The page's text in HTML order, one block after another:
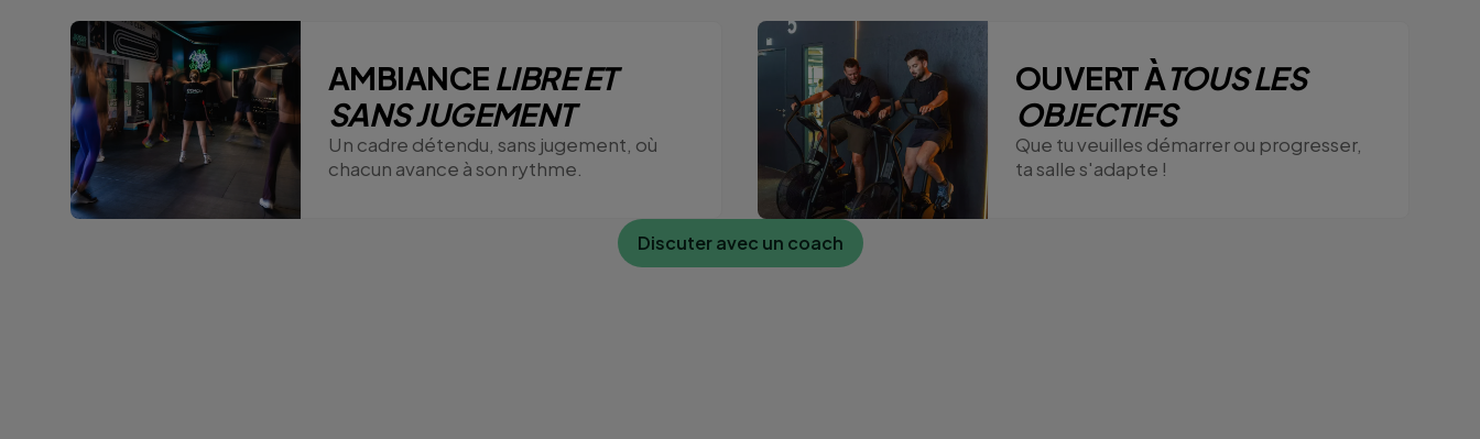
AMBIANCE LIBRE ET
SANS JUGEMENT
Un cadre détendu, sans jugement, où
chacun avance à son rythme.
OUVERT ÀTOUS LES
OBJECTIFS
Que tu veuilles démarrer ou progresser,
ta salle s'adapte !
Discuter avec un coach